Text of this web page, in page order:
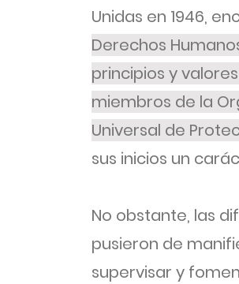
Unidas en 1946,
Derechos
principios y
miembros de la
Universal de
sus inicios un
No obstante, las
pusieron de
supervisar y